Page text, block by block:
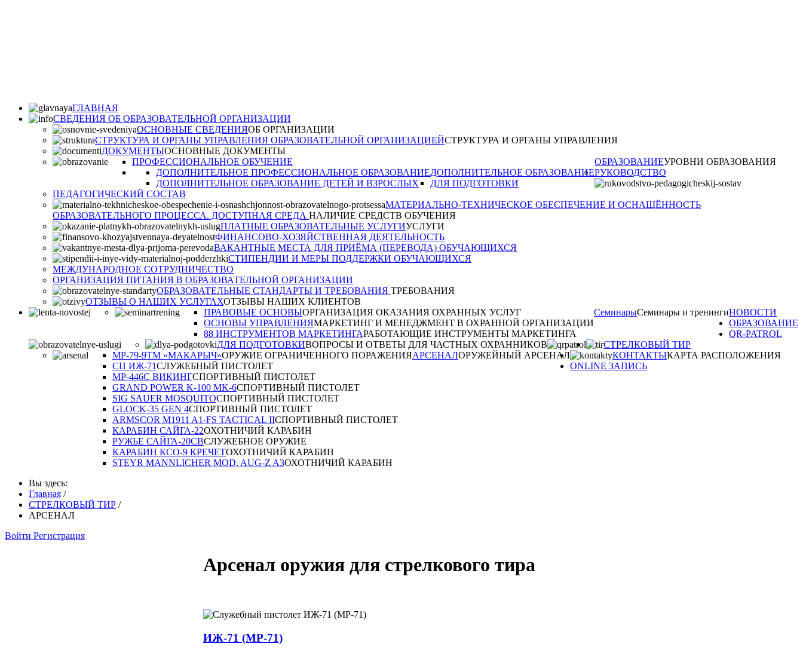
ГЛАВНАЯ
СВЕДЕНИЯ ОБ ОБРАЗОВАТЕЛЬНОЙ ОРГАНИЗАЦИИ
ОСНОВНЫЕ СВЕДЕНИЯОБ ОРГАНИЗАЦИИ
СТРУКТУРА И ОРГАНЫ УПРАВЛЕНИЯ ОБРАЗОВАТЕЛЬНОЙ ОРГАНИЗАЦИЕЙСТРУКТУРА И ОРГАНЫ УПРАВЛЕНИЯ
ДОКУМЕНТЫОСНОВНЫЕ ДОКУМЕНТЫ
ОБРАЗОВАНИЕУРОВНИ ОБРАЗОВАНИЯ
ПРОФЕССИОНАЛЬНОЕ ОБУЧЕНИЕ
ДОПОЛНИТЕЛЬНОЕ ОБРАЗОВАНИЕ
ДОПОЛНИТЕЛЬНОЕ ПРОФЕССИОНАЛЬНОЕ ОБРАЗОВАНИЕ
ДОПОЛНИТЕЛЬНОЕ ОБРАЗОВАНИЕ ДЕТЕЙ И ВЗРОСЛЫХ
ДЛЯ ПОДГОТОВКИ
РУКОВОДСТВО
ПЕДАГОГИЧЕСКИЙ СОСТАВ
МАТЕРИАЛЬНО-ТЕХНИЧЕСКОЕ ОБЕСПЕЧЕНИЕ И ОСНАЩЁННОСТЬ
ОБРАЗОВАТЕЛЬНОГО ПРОЦЕССА. ДОСТУПНАЯ СРЕДА НАЛИЧИЕ СРЕДСТВ ОБУЧЕНИЯ
ПЛАТНЫЕ ОБРАЗОВАТЕЛЬНЫЕ УСЛУГИУСЛУГИ
ФИНАНСОВО-ХОЗЯЙСТВЕННАЯ ДЕЯТЕЛЬНОСТЬ
ВАКАНТНЫЕ МЕСТА ДЛЯ ПРИЁМА (ПЕРЕВОДА) ОБУЧАЮЩИХСЯ
СТИПЕНДИИ И МЕРЫ ПОДДЕРЖКИ ОБУЧАЮЩИХСЯ
МЕЖДУНАРОДНОЕ СОТРУДНИЧЕСТВО
ОРГАНИЗАЦИЯ ПИТАНИЯ В ОБРАЗОВАТЕЛЬНОЙ ОРГАНИЗАЦИИ
ОБРАЗОВАТЕЛЬНЫЕ СТАНДАРТЫ И ТРЕБОВАНИЯ ТРЕБОВАНИЯ
ОТЗЫВЫ О НАШИХ УСЛУГАХОТЗЫВЫ НАШИХ КЛИЕНТОВ
НОВОСТИ
СеминарыСеминары и тренинги
ПРАВОВЫЕ ОСНОВЫОРГАНИЗАЦИЯ ОКАЗАНИЯ ОХРАННЫХ УСЛУГ
ОСНОВЫ УПРАВЛЕНИЯМАРКЕТИНГ И МЕНЕДЖМЕНТ В ОХРАННОЙ ОРГАНИЗАЦИИ
88 ИНСТРУМЕНТОВ МАРКЕТИНГАРАБОТАЮЩИЕ ИНСТРУМЕНТЫ МАРКЕТИНГА
ОБРАЗОВАНИЕ
ДЛЯ ПОДГОТОВКИВОПРОСЫ И ОТВЕТЫ ДЛЯ ЧАСТНЫХ ОХРАННИКОВ
QR-PATROL
СТРЕЛКОВЫЙ ТИР
АРСЕНАЛОРУЖЕЙНЫЙ АРСЕНАЛ
МР-79-9ТM «МАКАРЫЧ»ОРУЖИЕ ОГРАНИЧЕННОГО ПОРАЖЕНИЯ
СП ИЖ-71СЛУЖЕБНЫЙ ПИСТОЛЕТ
MP-446C ВИКИНГСПОРТИВНЫЙ ПИСТОЛЕТ
GRAND POWER K-100 MK-6СПОРТИВНЫЙ ПИСТОЛЕТ
SIG SAUER MOSQUITOСПОРТИВНЫЙ ПИСТОЛЕТ
GLOCK-35 GEN 4СПОРТИВНЫЙ ПИСТОЛЕТ
ARMSCOR M1911 A1-FS TACTICAL IIСПОРТИВНЫЙ ПИСТОЛЕТ
КАРАБИН САЙГА-22ОХОТНИЧИЙ КАРАБИН
РУЖЬЕ САЙГА-20СВСЛУЖЕБНОЕ ОРУЖИЕ
КАРАБИН КСО-9 КРЕЧЕТОХОТНИЧИЙ КАРАБИН
STEYR MANNLICHER MOD. AUG-Z A3ОХОТНИЧИЙ КАРАБИН
КОНТАКТЫКАРТА РАСПОЛОЖЕНИЯ
ONLINE ЗАПИСЬ
Вы здесь:
Главная /
СТРЕЛКОВЫЙ ТИР /
АРСЕНАЛ
Войти Регистрация
Арсенал оружия для стрелкового тира
ИЖ-71 (МР-71)